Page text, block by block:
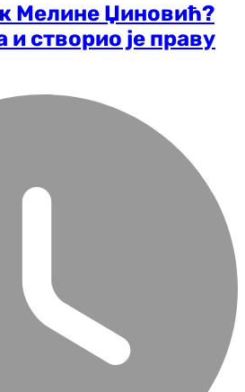
Мелине Џиновић?
и створио је праву